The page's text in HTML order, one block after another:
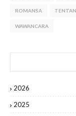
ROMANSA
WAWANCARA
2026
2025